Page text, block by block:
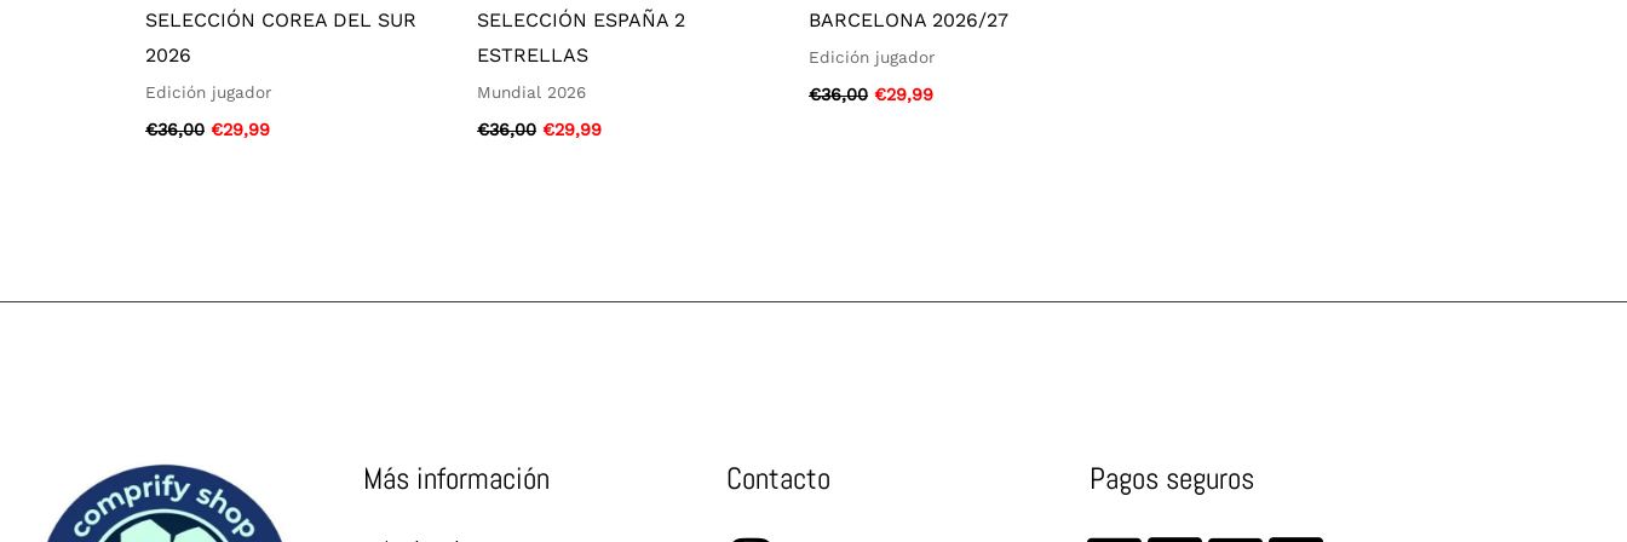
SELECCIÓN COREA DEL SUR
2026
Edición jugador
€36,00 €29,99
SELECCIÓN ESPAÑA 2
ESTRELLAS
Mundial 2026
€36,00 €29,99
BARCELONA 2026/27
Edición jugador
€36,00 €29,99
Más información Contacto Pagos seguros